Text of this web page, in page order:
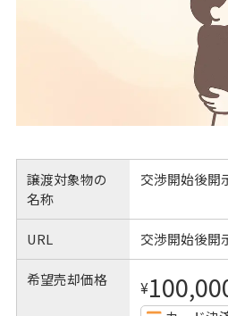
譲渡対象物の
名称
交渉開始後開
URL 交渉開始後開
希望売却価格 ¥